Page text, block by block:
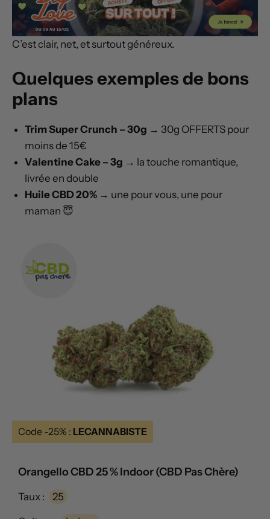
C’est clair, net, et surtout généreux.
Quelques exemples de bons
plans
Trim Super Crunch – 30g → 30g OFFERTS pour
moins de 15€
Valentine Cake – 3g → la touche romantique,
livrée en double
Huile CBD 20% → une pour vous, une pour
maman 😇
Code -25% : LECANNABISTE
Orangello CBD 25 % Indoor (CBD Pas Chère)
Taux : 25